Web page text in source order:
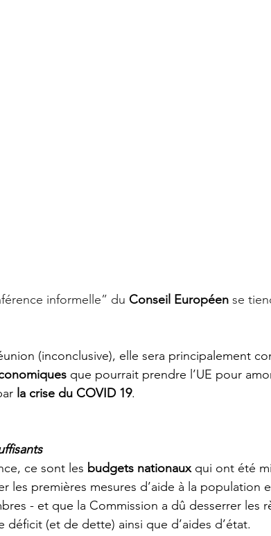
informelle” du Conseil Européen se
(inconclusive), elle sera principalement
que pourrait prendre l’UE pour
la crise du COVID 19.
ce sont les budgets nationaux qui ont été
les premières mesures d’aide à la population
- et que la Commission a dû desserrer les
(et de dette) ainsi que d’aides d’état.